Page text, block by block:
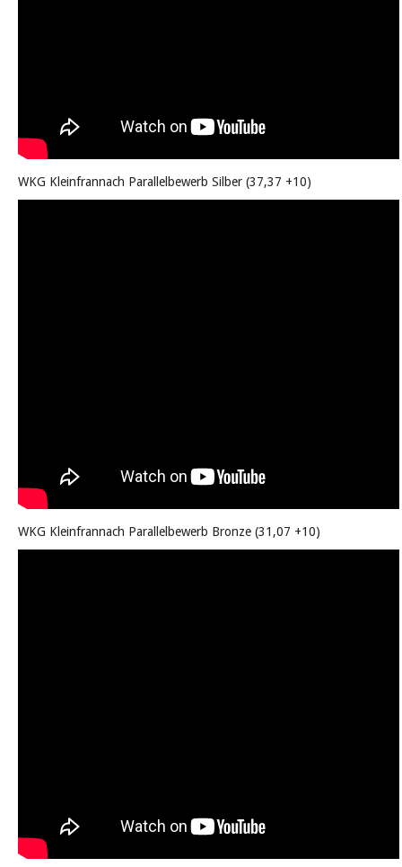
WKG Kleinfrannach Parallelbewerb Silber (37,37 +10)
WKG Kleinfrannach Parallelbewerb Bronze (31,07 +10)